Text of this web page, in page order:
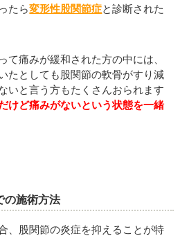
たら変形性股関節症と診断された
て痛みが緩和された方の中には、
たとしても股関節の軟骨がすり減
いと言う方もたくさんおられます
けど痛みがないという状態を一緒
の施術方法
、股関節の炎症を抑えることが特